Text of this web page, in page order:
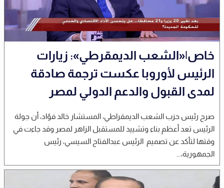
خاص|«الشعب الديمقرطي»: زيارات
الرئيس لأوروبا عكست ترجمة صادقة
لمدى القبول والدعم الدولي لمصر
صرح رئيس حزب الشعب الديمقراطي، المستشار خالد فؤاد، أن جولة
الرئيس تعد أعظم بناء وتشييد للمستقبل الزاهر لمصر وقد جاءت في
وقتها لتأكد عن تصميم الرئيس عبدالفتاح السيسي، رئيس
الجمهورية،...